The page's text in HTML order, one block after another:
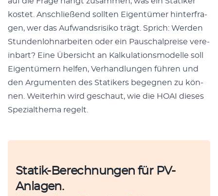
kostet. Anschließend soll­ten Eigen­tümer hin­ter­fra­
gen, wer das Aufwand­srisiko trägt. Sprich: Wer­den
Stun­den­lohnar­beit­en oder ein Pauschal­preise vere­
in­bart? Eine Über­sicht an Kalku­la­tion­s­mod­elle soll
Eigen­tümern helfen, Ver­hand­lun­gen führen und
den Argu­menten des Sta­tik­ers begeg­nen zu kön­
nen. Weit­er­hin wird geschaut, wie die HOAI dieses
Spezialthe­ma regelt.
Statik-Berechnungen für PV-
Anlagen.